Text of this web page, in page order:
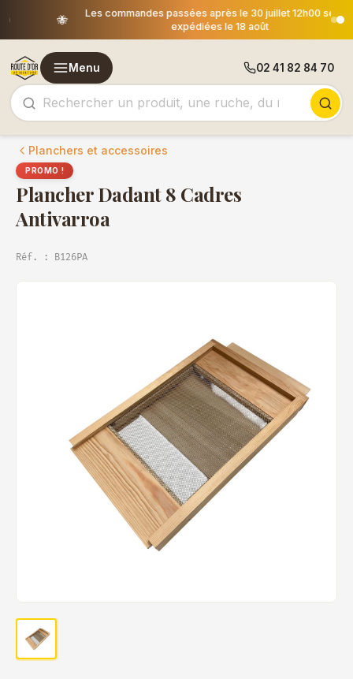
Les commandes passées après le 30 juillet 12h00 seront
expédiées le 18 août
Menu 02 41 82 84 70
Planchers et accessoires
PROMO !
Plancher Dadant 8 Cadres
Antivarroa
Réf. : B126PA